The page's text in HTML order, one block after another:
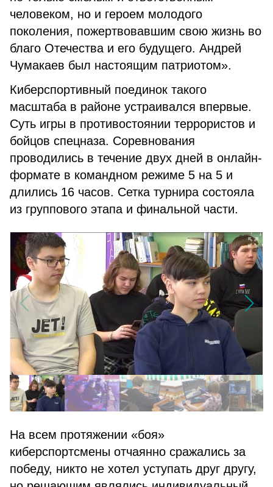
человеком, но и героем молодого
поколения, пожертвовавшим свою жизнь во
благо Отечества и его будущего. Андрей
Чумакаев был настоящим патриотом».
Киберспортивный поединок такого
масштаба в районе устраивался впервые.
Суть игры в противостоянии террористов и
бойцов спецназа. Соревнования
проводились в течение двух дней в онлайн-
формате в командном режиме 5 на 5 и
длились 16 часов. Сетка турнира состояла
из группового этапа и финальной части.
На всем протяжении «боя»
киберспортсмены отчаянно сражались за
победу, никто не хотел уступать друг другу,